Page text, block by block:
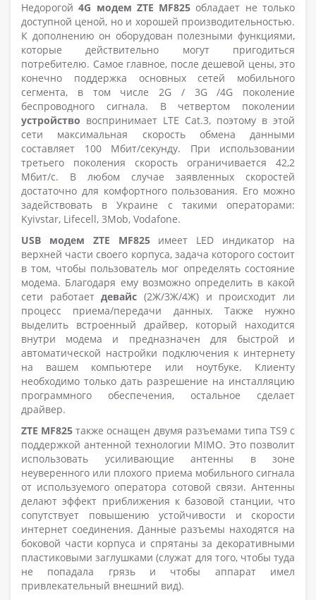
Недорогой4G модем ZTE MF825 обладает не только
доступной ценой, но и хорошей производительностью.
К дополнению он оборудован полезными функциями,
которые действительно могут пригодиться
потребителю. Самое главное, после дешевой цены, это
конечно поддержка основных сетей мобильного
сегмента, в том числе 2G / 3G /4G поколение
беспроводного сигнала. В четвертом поколении
устройство воспринимает LTE Cat.3, поэтому в этой
сети максимальная скорость обмена данными
составляет 100 Мбит/секунду. При использовании
третьего поколения скорость ограничивается 42,2
Мбит/с. В любом случае заявленных скоростей
достаточно для комфортного пользования. Его можно
задействовать в Украине с такими операторами:
Kyivstar, Lifecell, 3Mob, Vodafone.
USB модем ZTE MF825имеет LED индикатор на
верхней части своего корпуса, задача которого состоит
в том, чтобы пользователь мог определять состояние
модема. Благодаря ему возможно определить в какой
сети работаетдевайс(2Ж/3Ж/4Ж) и происходит ли
процесс приема/передачи данных. Также нужно
выделить встроенный драйвер, который находится
внутри модема и предназначен для быстрой и
автоматической настройки подключения к интернету
на вашем компьютере или ноутбуке. Клиенту
необходимо только дать разрешение на инсталляцию
программного обеспечения, остальное сделает
драйвер.
ZTE MF825 также оснащен двумя разъемами типа TS9 с
поддержкой антенной технологии MIMO. Это позволит
использовать усиливающие антенны в зоне
неуверенного или плохого приема мобильного сигнала
от используемого оператора сотовой связи. Антенны
делают эффект приближения к базовой станции, что
сопутствует повышению устойчивости и скорости
интернет соединения. Данные разъемы находятся на
боковой части корпуса и спрятаны за декоративными
пластиковыми заглушками (служат для того, чтобы туда
не попадала грязь и чтобы аппарат имел
привлекательный внешний вид).